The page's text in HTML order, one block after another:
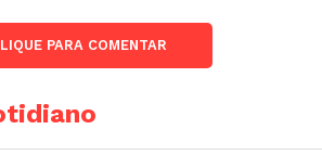
PARA COMENTAR